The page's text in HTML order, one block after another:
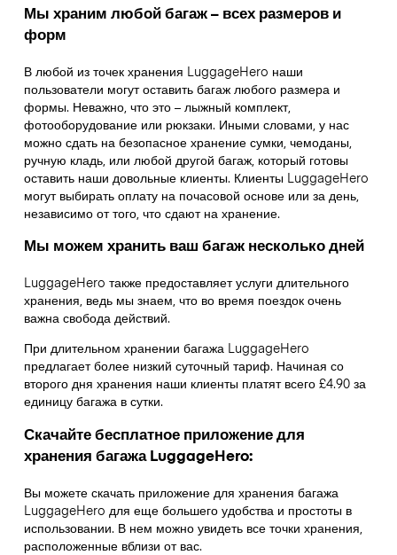
Мы храним любой багаж – всех размеров и
форм
В любой из точек хранения LuggageHero наши
пользователи могут оставить багаж любого размера и
формы. Неважно, что это – лыжный комплект,
фотооборудование или рюкзаки. Иными словами, у нас
можно сдать на безопасное хранение сумки, чемоданы,
ручную кладь, или любой другой багаж, который готовы
оставить наши довольные клиенты. Клиенты LuggageHero
могут выбирать оплату на почасовой основе или за день,
независимо от того, что сдают на хранение.
Мы можем хранить ваш багаж несколько дней
LuggageHero также предоставляет услуги длительного
хранения, ведь мы знаем, что во время поездок очень
важна свобода действий.
При длительном хранении багажа LuggageHero
предлагает более низкий суточный тариф. Начиная со
второго дня хранения наши клиенты платят всего £4.90 за
единицу багажа в сутки.
Скачайте бесплатное приложение для
хранения багажа LuggageHero:
Вы можете скачать приложение для хранения багажа
LuggageHero для еще большего удобства и простоты в
использовании. В нем можно увидеть все точки хранения,
расположенные вблизи от вас.